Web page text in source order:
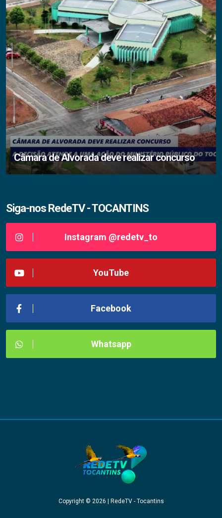
Câmara de Alvorada deve realizar concurso
Siga-nos RedeTV - TOCANTINS
Instagram @redetv_to
YouTube
Facebook
Whatsapp
Copyright © 2026 | RedeTV - Tocantins